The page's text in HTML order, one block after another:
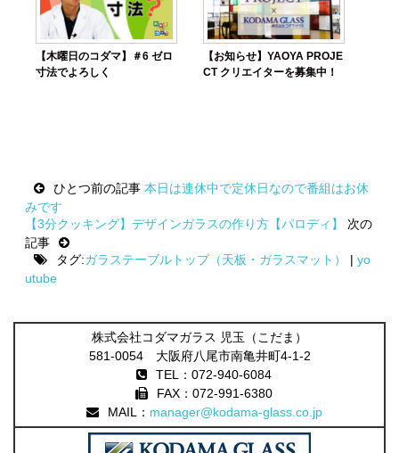
【木曜日のコダマ】＃6 ゼロ
寸法でよろしく
【お知らせ】YAOYA PROJE
CT クリエイターを募集中！
navigationひとつ前の記事本日は連休中で定休日なので番組はお休
みです
【3分クッキング】デザインガラスの作り方【パロディ】 次の
記事
タグ:ガラステーブルトップ（天板・ガラスマット） | yo
utube
株式会社コダマガラス 児玉（こだま）
581-0054 大阪府八尾市南亀井町4-1-2
TEL：072-940-6084
FAX：072-991-6380
MAIL： manager@kodama-glass.co.jp